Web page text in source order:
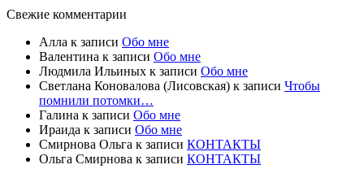
Свежие комментарии
Алла к записи Обо мне
Валентина к записи Обо мне
Людмила Ильиных к записи Обо мне
Светлана Коновалова (Лисовская) к записи Чтобы
помнили потомки…
Галина к записи Обо мне
Ираида к записи Обо мне
Смирнова Ольга к записи КОНТАКТЫ
Ольга Смирнова к записи КОНТАКТЫ